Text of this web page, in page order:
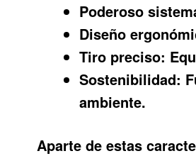
Poderoso
Diseño
Tiro preciso:
Sostenibilidad:
ambiente.
Aparte de estas